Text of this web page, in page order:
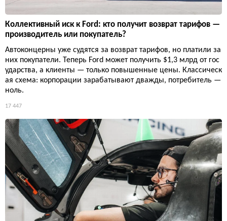
Коллективный иск к Ford: кто получит возврат тарифов —
производитель или покупатель?
Автоконцерны уже судятся за возврат тарифов, но платили за
них покупатели. Теперь Ford может получить $1,3 млрд от гос
ударства, а клиенты — только повышенные цены. Классическ
ая схема: корпорации зарабатывают дважды, потребитель —
ноль.
17 447